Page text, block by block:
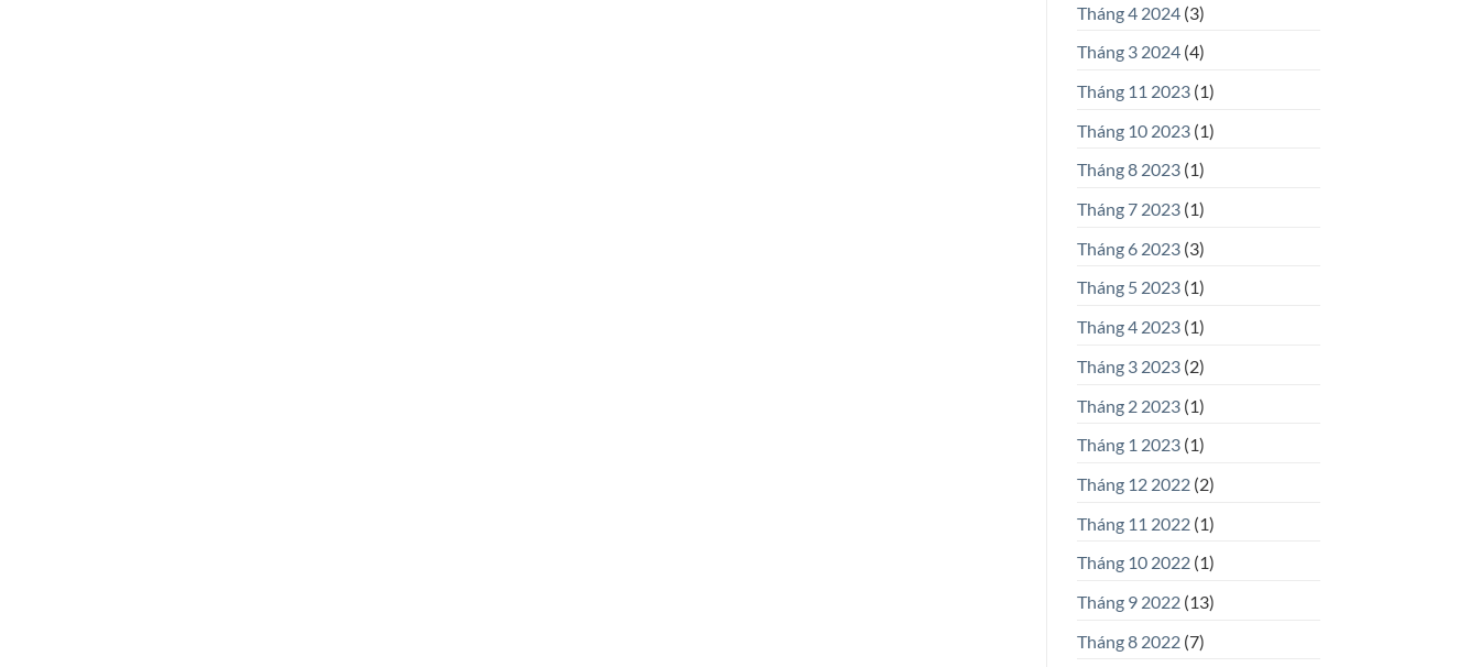
Tháng 4 2024 (3)
Tháng 3 2024 (4)
Tháng 11 2023 (1)
Tháng 10 2023 (1)
Tháng 8 2023 (1)
Tháng 7 2023 (1)
Tháng 6 2023 (3)
Tháng 5 2023 (1)
Tháng 4 2023 (1)
Tháng 3 2023 (2)
Tháng 2 2023 (1)
Tháng 1 2023 (1)
Tháng 12 2022 (2)
Tháng 11 2022 (1)
Tháng 10 2022 (1)
Tháng 9 2022 (13)
Tháng 8 2022 (7)